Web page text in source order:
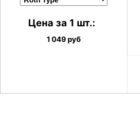
Цена за 1 шт.:
1 049руб